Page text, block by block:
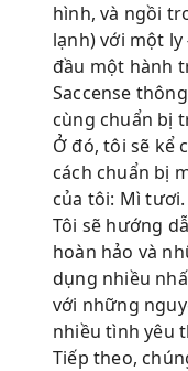
hình, và ngồi
lạnh) với một
đầu một hành
Saccense
cùng chuẩn bị
Ở đó, tôi sẽ kể
cách chuẩn bị
của tôi: Mì tươi.
Tôi sẽ hướng
hoàn hảo và
dụng nhiều
với những
nhiều tình yêu
Tiếp theo,